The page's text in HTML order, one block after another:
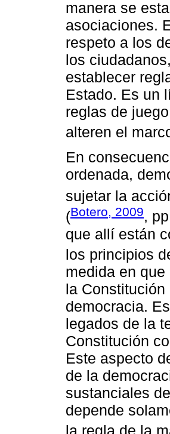
manera se
asociaciones.
respeto a los
los
establecer
Estado. Es un
reglas de
alteren el
En
ordenada,
sujetar la
(Botero, 2009,
que allí están
los principios
medida en
la
democracia.
legados de la
Constitución
Este aspecto
de la
sustanciales
depende
la regla de la